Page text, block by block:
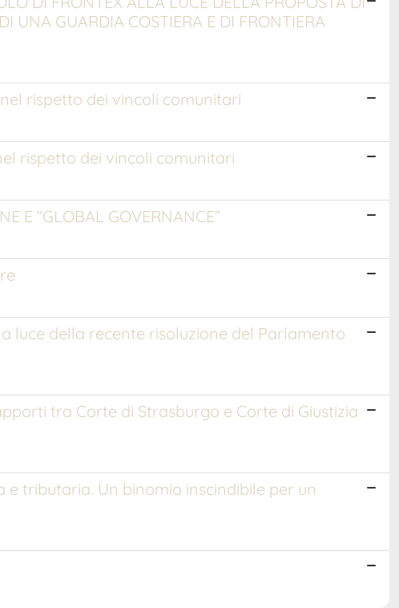
UNA GUARDIA COSTIERA E DI FRONTIERA
rispetto dei vincoli comunitari
rispetto dei vincoli comunitari
E “GLOBAL GOVERNANCE”
luce della recente risoluzione del Parlamento
tra Corte di Strasburgo e Corte di Giustizia
tributaria. Un binomio inscindibile per un